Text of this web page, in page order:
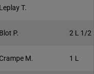
Leplay T.
Blot P. 2 L 1/2
Crampe M. 1 L